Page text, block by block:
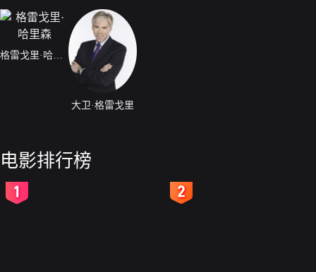
格雷戈里·哈里森
大卫·格雷戈里
电影排行榜